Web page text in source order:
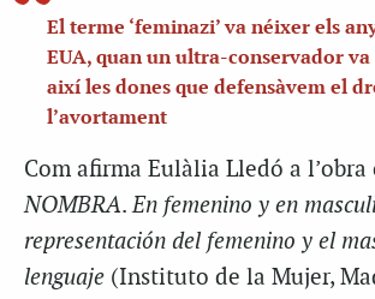
El terme ‘feminazi’ va néixer els
EUA, quan un ultra-conservador
així les dones que defensàvem el
l’avortament
Com afirma Eulàlia Lledó a l’obra
NOMBRA.En femenino y en
representación del femenino y el
lenguaje (Instituto de la Mujer,